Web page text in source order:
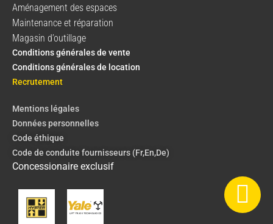
Aménagement des espaces
Maintenance et réparation
Magasin d’outillage
Conditions générales de vente
Conditions générales de location
Recrutement
Mentions légales
Données personnelles
Code éthique
Code de conduite fournisseurs (Fr,En,De)
Concessionaire exclusif